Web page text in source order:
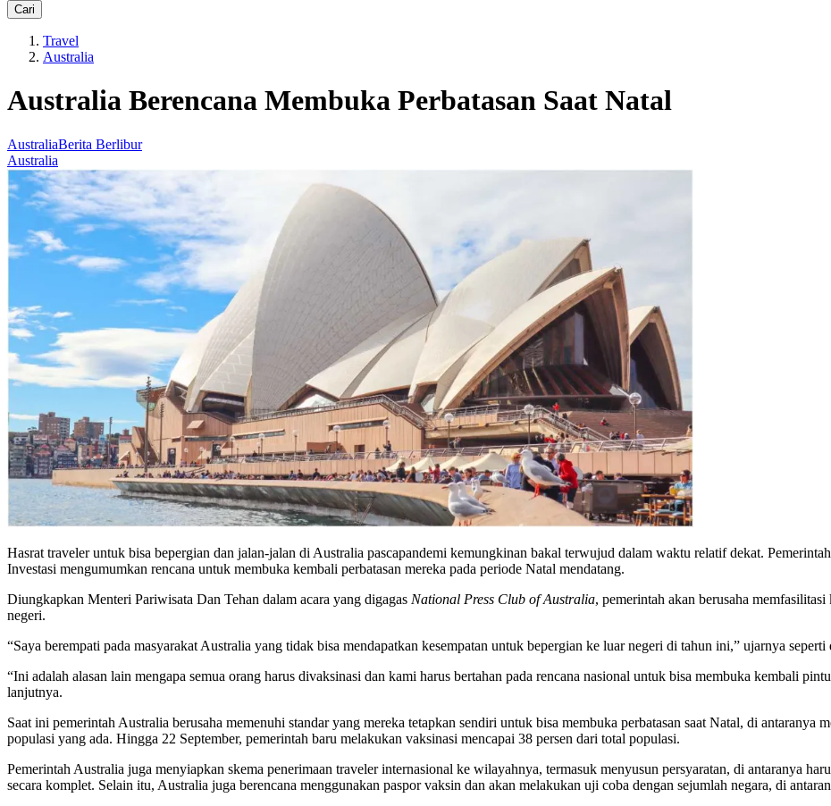
Cari
Travel
Australia
Australia Berencana Membuka Perbatasan Saat Natal
AustraliaBerita Berlibur
Australia
Hasrat traveler untuk bisa bepergian dan jalan-jalan di Australia pascapandemi kemungkinan bakal terwujud dalam waktu relatif dekat.
Investasi mengumumkan rencana untuk membuka kembali perbatasan mereka pada periode Natal mendatang.
Diungkapkan Menteri Pariwisata Dan Tehan dalam acara yang digagas National Press Club of Australia, pemerintah akan berusaha
negeri.
“Saya berempati pada masyarakat Australia yang tidak bisa mendapatkan kesempatan untuk bepergian ke luar negeri di tahun ini,” ujarnya
“Ini adalah alasan lain mengapa semua orang harus divaksinasi dan kami harus bertahan pada rencana nasional untuk bisa membuka kembali
lanjutnya.
Saat ini pemerintah Australia berusaha memenuhi standar yang mereka tetapkan sendiri untuk bisa membuka perbatasan saat Natal, di antaranya
populasi yang ada. Hingga 22 September, pemerintah baru melakukan vaksinasi mencapai 38 persen dari total populasi.
Pemerintah Australia juga menyiapkan skema penerimaan traveler internasional ke wilayahnya, termasuk menyusun persyaratan, di antaranya
secara komplet. Selain itu, Australia juga berencana menggunakan paspor vaksin dan akan melakukan uji coba dengan sejumlah negara, di